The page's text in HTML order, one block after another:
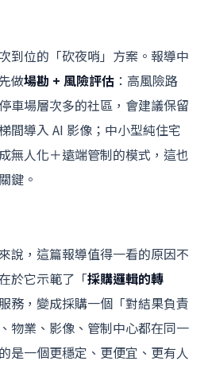
到位的「砍夜哨」方案。報導中
做場勘 + 風險評估 ：高風險路
車場層次多的社區，會建議保留
間導入 AI 影像；中小型純住宅
無人化＋遠端管制的模式，這也
鍵。
說，這篇報導值得一看的原因不
於它示範了「採購邏輯的轉
務，變成採購一個「對結果負責
物業、影像、管制中心都在同一
是一個更穩定、更便宜、更有人